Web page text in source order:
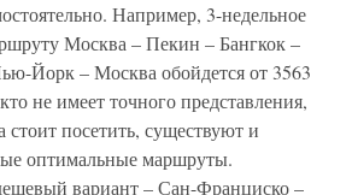
Например, 3-недельное
Москва – Пекин – Бангкок –
Йорк – Москва обойдется от 3563
не имеет точного представления,
стоит посетить, существуют и
оптимальные маршруты.
вариант – Сан-Франциско –